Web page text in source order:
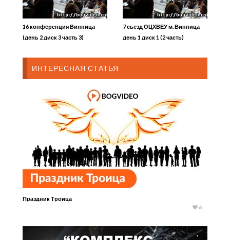
16 конференция Винница
(день 2 диск 3 часть 3)
7 сьезд ОЦХВЕУ м. Винница
день 1 диск 1 (2 часть)
ИНТЕРЕСНАЯ СТАТЬЯ
Праздник Троица
6